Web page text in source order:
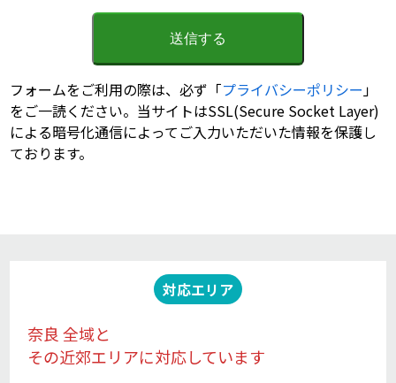
フォームをご利用の際は、必ず「プライバシーポリシー」
をご一読ください。当サイトはSSL(Secure Socket Layer)
による暗号化通信によってご入力いただいた情報を保護し
ております。
対応エリア
奈良 全域と
その近郊エリアに対応しています